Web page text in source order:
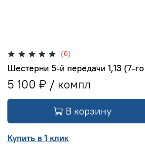
(0)
Шестерни 5-й передачи 1,13 (7-
5 100 ₽
В корзину
Купить в 1 клик